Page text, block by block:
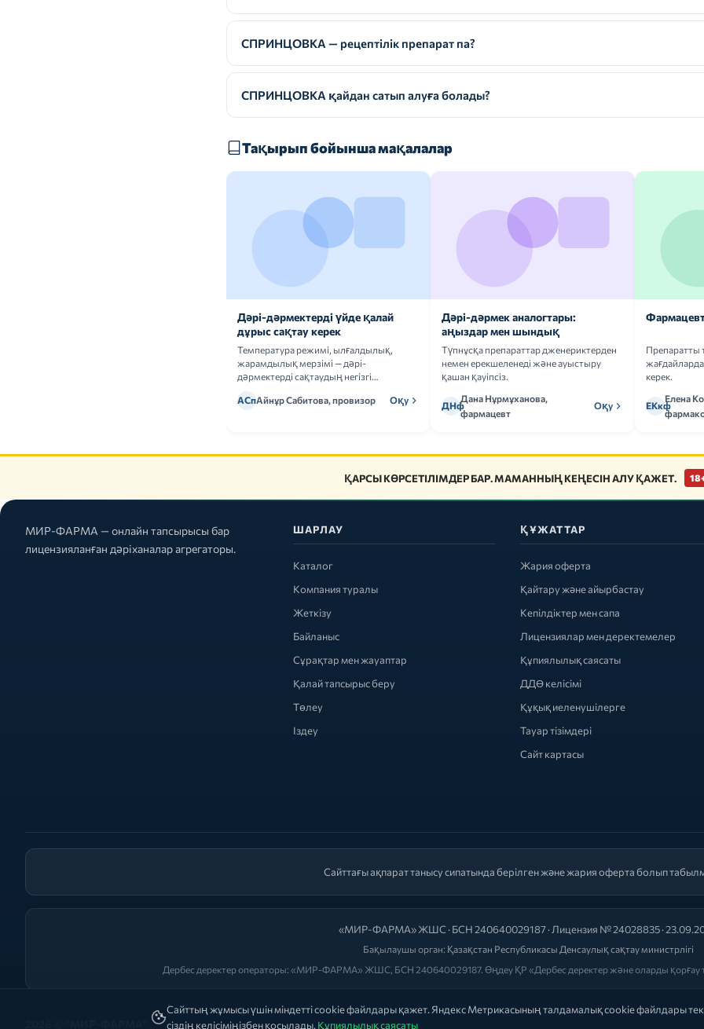
Сайттың жұмысы үшін міндетті cookie файлдары қажет. Яндекс Метрикасының талдамалық cookie файлдары тек
сіздің келісіміңізбен қосылады. Құпиялылық саясаты
СПРИНЦОВКА — рецептілік препарат па?
СПРИНЦОВКА қайдан сатып алуға болады?
Тақырып бойынша мақалалар
Дәрі-дәрмектерді үйде қалай
дұрыс сақтау керек
Температура режимі, ылғалдылық,
жарамдылық мерзімі — дәрі-
дәрмектерді сақтаудың негізгі
АСпАйнұр Сабитова, провизор Оқу
Дәрі-дәрмек аналогтары:
аңыздар мен шындық
Түпнұсқа препараттар дженериктерден
немен ерекшеленеді және ауыстыру
қашан қауіпсіз.
ДНф
Дана Нұрмұханова,
фармацевт
Оқу
Препаратты
жағдайларда
керек.
ЕКкф
Елена
ҚАРСЫ КӨРСЕТІЛІМДЕР БАР. МАМАННЫҢ КЕҢЕСІН АЛУ ҚАЖЕТ.
МИР-ФАРМА — онлайн тапсырысы бар
лицензияланған дәріханалар агрегаторы.
ШАРЛАУ
Каталог
Компания туралы
Жеткізу
Байланыс
Сұрақтар мен жауаптар
Қалай тапсырыс беру
Төлеу
Іздеу
ҚҰЖАТТАР
Жария оферта
Қайтару және айырбастау
Кепілдіктер мен сапа
Лицензиялар мен деректемелер
Құпиялылық саясаты
ДДӨ келісімі
Құқық иеленушілерге
Тауар тізімдері
Сайт картасы
Сайттағы ақпарат танысу сипатында берілген және жария оферта болып
«МИР-ФАРМА» ЖШС · БСН 240640029187 · Лицензия № 24028835 ·
Бақылаушы орган: Қазақстан Республикасы Денсаулық сақтау министрлігі
Дербес деректер операторы: «МИР-ФАРМА» ЖШС, БСН 240640029187. Өңдеу ҚР «Дербес деректер және оларды қорғау